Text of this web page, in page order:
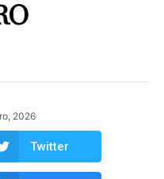
2026
Twitter